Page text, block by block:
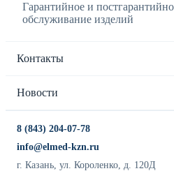
Гарантийное и
обслуживание изделий
Контакты
Новости
8 (843) 204-07-78
info@elmed-kzn.ru
г. Казань, ул. Короленко, д. 120Д